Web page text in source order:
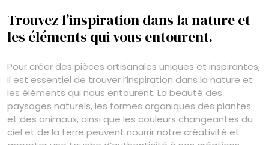
Trouvez l’inspiration dans la nature et
les éléments qui vous entourent.
Pour créer des pièces artisanales uniques et inspirantes,
il est essentiel de trouver l’inspiration dans la nature et
les éléments qui nous entourent. La beauté des
paysages naturels, les formes organiques des plantes
et des animaux, ainsi que les couleurs changeantes du
ciel et de la terre peuvent nourrir notre créativité et